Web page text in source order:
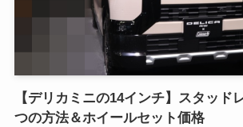
【デリカミニの14インチ】スタッド
つの方法＆ホイールセット価格